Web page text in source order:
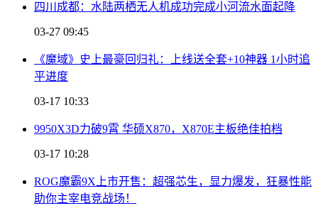
四川成都：水陆两栖无人机成功完成小河流水面起降
03-27 09:45
《魔域》史上最豪回归礼：上线送全套+10神器 1小时追
平进度
03-17 10:33
9950X3D力破9霄 华硕X870，X870E主板绝佳拍档
03-17 10:28
ROG魔霸9X上市开售：超强芯生，显力爆发，狂暴性能
助你主宰电竞战场！